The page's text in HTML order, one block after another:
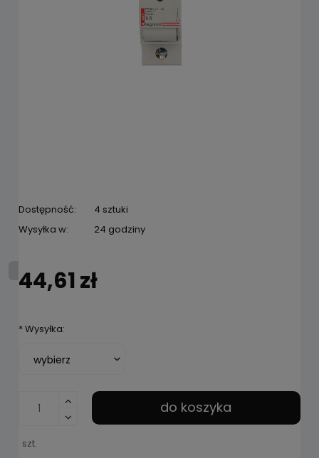
Dostępność:
4 sztuki
Wysyłka w:
24 godziny
44,61 zł
*Wysyłka:
szt.
do koszyka